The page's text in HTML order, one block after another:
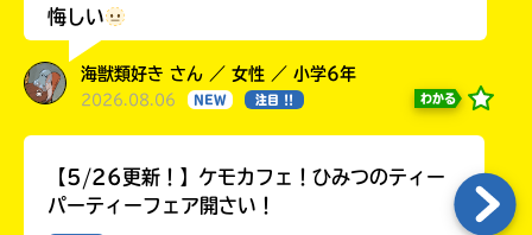
悔しい
海獣類好き さん ／ 女性 ／ 小学6年
2026.08.06 NEW 注目 !! わかる
【5/26更新！】ケモカフェ！ひみつのティー
パーティーフェア開さい！